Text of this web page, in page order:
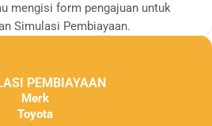
mengisi form pengajuan untuk
Simulasi Pembiayaan.
PEMBIAYAAN
Merk
Toyota